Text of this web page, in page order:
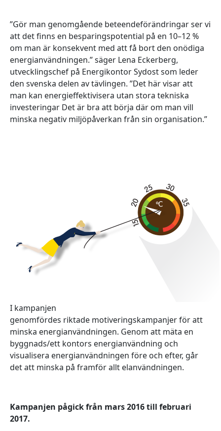
”Gör man genomgående beteendeförändringar ser vi
att det finns en besparingspotential på en 10–12 %
om man är konsekvent med att få bort den onödiga
energianvändningen.” säger Lena Eckerberg,
utvecklingschef på Energikontor Sydost som leder
den svenska delen av tävlingen. ”Det här visar att
man kan energieffektivisera utan stora tekniska
investeringar Det är bra att börja där om man vill
minska negativ miljöpåverkan från sin organisation.”
I kampanjen
genomfördes riktade motiveringskampanjer för att
minska energianvändningen. Genom att mäta en
byggnads/ett kontors energianvändning och
visualisera energianvändningen före och efter, går
det att minska på framför allt elanvändningen.
Kampanjen pågick från mars 2016 till februari
2017.